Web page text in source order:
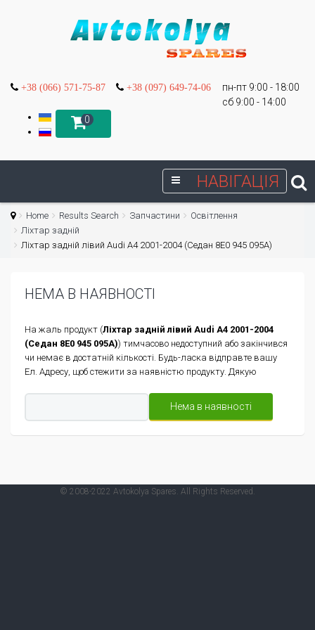
+38 (066) 571-75-87 +38 (097) 649-74-06
пн-пт 9:00 - 18:00
сб 9:00 - 14:00
0
НАВІГАЦІЯ
Home Results Search Запчастини
Освітлення
Ліхтар задній
Ліхтар задній лівий Audi A4 2001-2004 (Седан 8E0 945 095A)
НЕМА В НАЯВНОСТІ
На жаль продукт (Ліхтар задній лівий Audi A4 2001-2004
(Седан 8E0 945 095A)) тимчасово недоступний або закінчився
чи немає в достатній кількості. Будь-ласка відправте вашу
Ел. Адресу, щоб стежити за наявністю продукту. Дякую
© 2008-2022 Avtokolya Spares. All Rights Reserved.